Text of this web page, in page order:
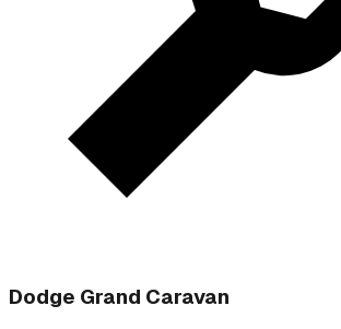
Dodge Grand Caravan